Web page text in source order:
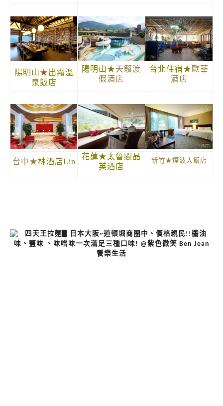
陽明山★出霧溫
泉飯店
陽明山★天籟渡
假酒店
台北住宿★ 歐華
酒店
台中★林酒店Lin
花蓮★太魯閣晶
英酒店
新竹★煙波大飯店